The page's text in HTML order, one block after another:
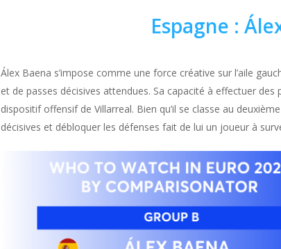
Espagne :
Álex Baena s’impose comme une force créative sur l’aile
et de passes décisives attendues. Sa capacité à effectuer
dispositif offensif de Villarreal. Bien qu’il se classe au
décisives et débloquer les défenses fait de lui un joueur à